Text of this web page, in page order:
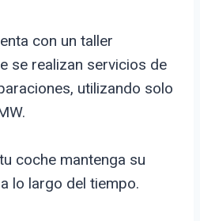
con un taller
se realizan servicios de
utilizando solo
coche mantenga su
lo largo del tiempo.